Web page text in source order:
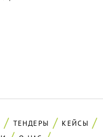
ТЕНДЕРЫ
КЕЙСЫ